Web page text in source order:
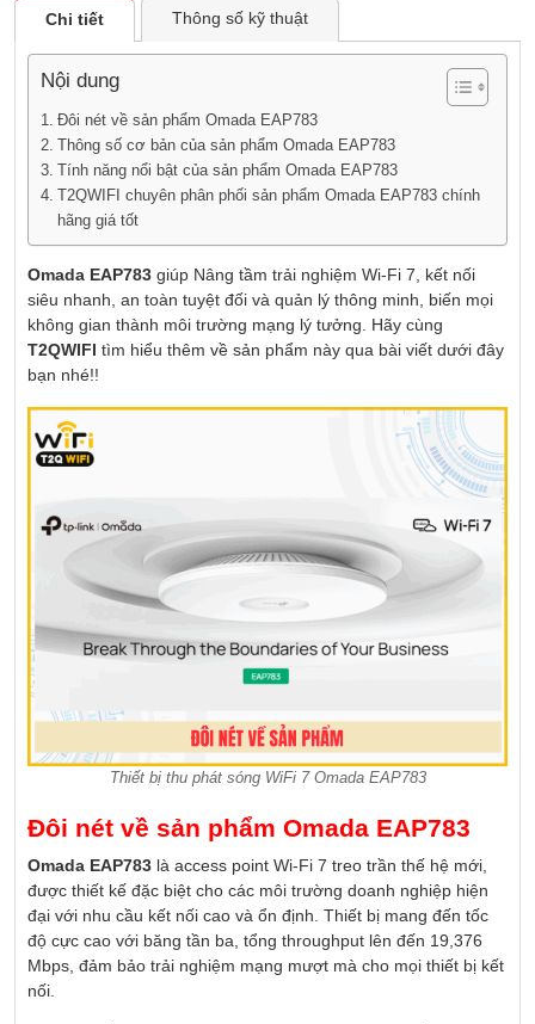
Chi tiết Thông số kỹ thuật
Nội dung
Đôi nét về sản phẩm Omada EAP783
Thông số cơ bản của sản phẩm Omada EAP783
Tính năng nổi bật của sản phẩm Omada EAP783
T2QWIFI chuyên phân phối sản phẩm Omada EAP783 chính
hãng giá tốt
Omada EAP783 giúp Nâng tầm trải nghiệm Wi-Fi 7, kết nối
siêu nhanh, an toàn tuyệt đối và quản lý thông minh, biến mọi
không gian thành môi trường mạng lý tưởng. Hãy cùng
T2QWIFI tìm hiểu thêm về sản phẩm này qua bài viết dưới đây
bạn nhé!!
Thiết bị thu phát sóng WiFi 7 Omada EAP783
Đôi nét về sản phẩm Omada EAP783
Omada EAP783 là access point Wi-Fi 7 treo trần thế hệ mới,
được thiết kế đặc biệt cho các môi trường doanh nghiệp hiện
đại với nhu cầu kết nối cao và ổn định. Thiết bị mang đến tốc
độ cực cao với băng tần ba, tổng throughput lên đến 19,376
Mbps, đảm bảo trải nghiệm mạng mượt mà cho mọi thiết bị kết
nối.